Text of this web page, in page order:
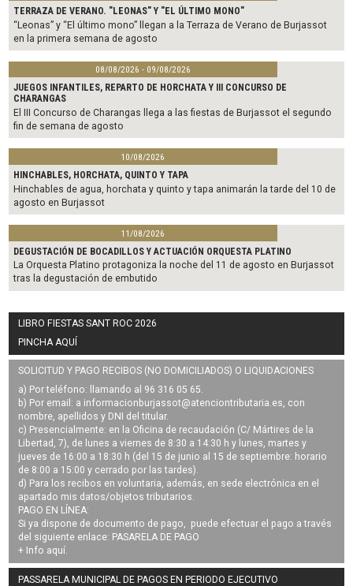
TERRAZA DE VERANO. "LEONAS" Y "EL ÚLTIMO MONO"
“Leonas” y “El último mono” llegan a la Terraza de Verano de Burjassot
en la primera semana de agosto
08/08/2026 - 09/08/2026
JUEGOS INFANTILES, REPARTO DE HORCHATA Y III CONCURSO DE
CHARANGAS
El III Concurso de Charangas llega a las fiestas de Burjassot el segundo
fin de semana de agosto
10/08/2026
HINCHABLES, HORCHATA, QUINTO Y TAPA
Hinchables de agua, horchata y quinto y tapa animarán la tarde del 10 de
agosto en Burjassot
11/08/2026
DEGUSTACIÓN DE BOCADILLOS Y ACTUACIÓN ORQUESTA PLATINO
La Orquesta Platino protagoniza la noche del 11 de agosto en Burjassot
tras la degustación de embutido
LIBRO FIESTAS SANT ROC 2026
PINCHA AQUÍ
SOLICITUD Y PAGO RECIBOS (NO DOMICILIADOS) O LIQUIDACIONES
a) Por teléfono: llamando al 96 316 05 65.
b) Por email: a informacionburjassot@atenciontributaria.es, con
nombre, apellidos y DNI del titular.
c) Presencialmente: en la Oficina de recaudación (C/ Mártires de la
Libertad, 7), de lunes a viernes de 8:30 a 14:30 h y lunes, martes y
jueves de 16:00 a 18:30 h (del 15 de junio al 15 de septiembre: horario
de 8:00 a 15:00 y cerrado por las tardes).
d) Para los recibos en voluntaria, además, en sede electrónica en el
apartado mis datos/objetos tributarios.
PAGO EN LÍNEA:
Si ya dispone de documento de pago, puede efectuar el pago a través
del siguiente enlace: PASARELA DE PAGO
+ Info aquí.
PASSARELA MUNICIPAL DE PAGOS EN PERIODO EJECUTIVO